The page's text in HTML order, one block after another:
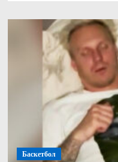
Баскетбол